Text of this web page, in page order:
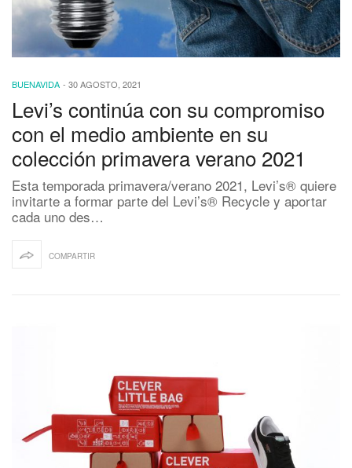
BUENAVIDA - 30 AGOSTO, 2021
Levi’s continúa con su compromiso
con el medio ambiente en su
colección primavera verano 2021
Esta temporada primavera/verano 2021, Levi’s® quiere
invitarte a formar parte del Levi’s® Recycle y aportar
cada uno des…
COMPARTIR